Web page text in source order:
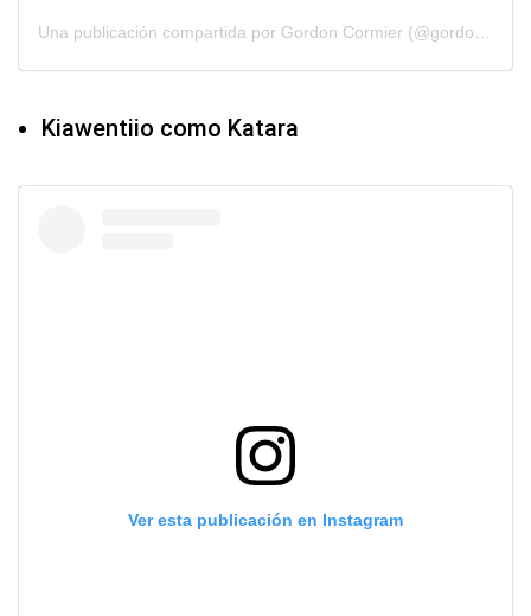
Kiawentiio como Katara
Ver esta publicación en Instagram